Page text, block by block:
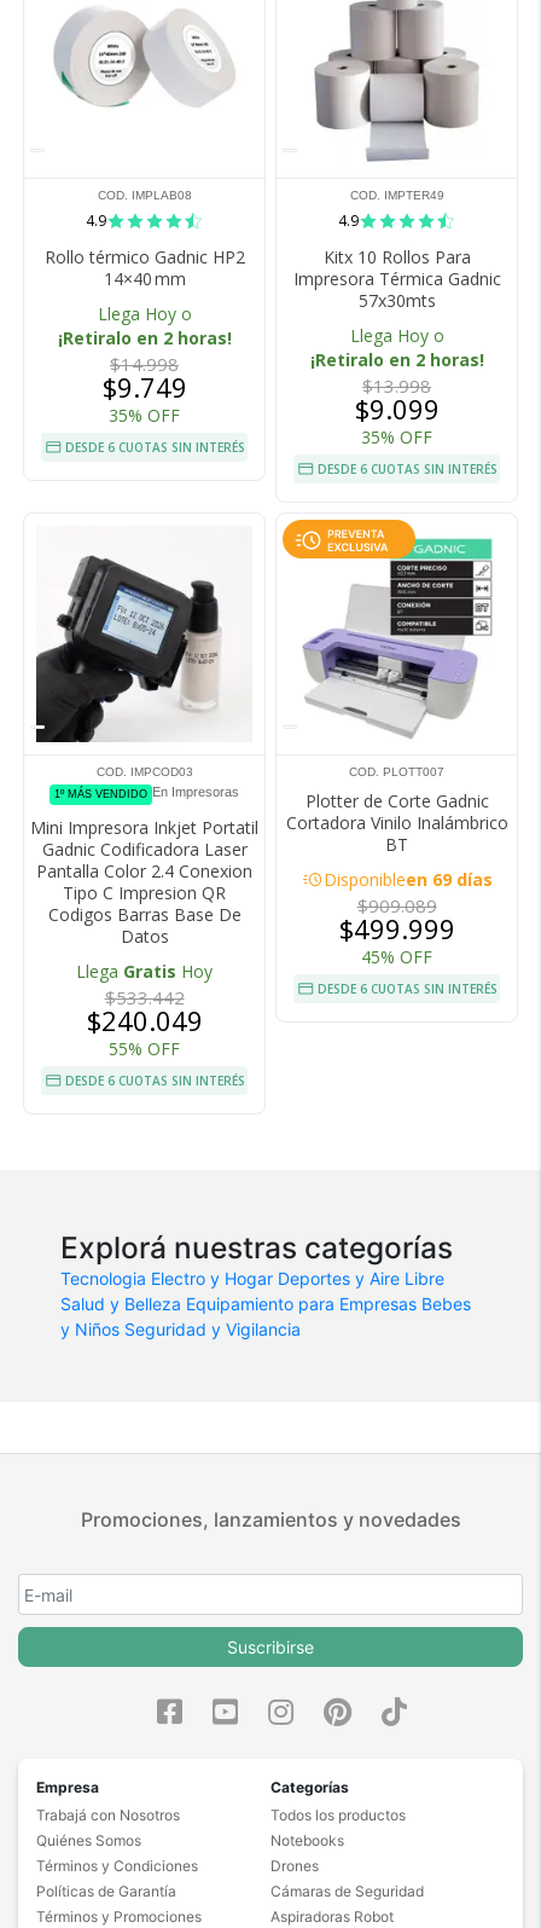
COD. IMPLAB08
4.9
Rollo térmico Gadnic HP2
14×40 mm
Llega Hoy o
¡Retiralo en 2 horas!
$14.998
$9.749
35% OFF
DESDE 6 CUOTAS SIN INTERÉS
COD. IMPTER49
4.9
Kitx 10 Rollos Para
Impresora Térmica Gadnic
57x30mts
Llega Hoy o
¡Retiralo en 2 horas!
$13.998
$9.099
35% OFF
DESDE 6 CUOTAS SIN INTERÉS
COD. IMPCOD03
1º MÁS VENDIDO En Impresoras
Mini Impresora Inkjet Portatil
Gadnic Codificadora Laser
Pantalla Color 2.4 Conexion
Tipo C Impresion QR
Codigos Barras Base De
Datos
Llega Gratis Hoy
$533.442
$240.049
55% OFF
DESDE 6 CUOTAS SIN INTERÉS
COD. PLOTT007
Plotter de Corte Gadnic
Cortadora Vinilo Inalámbrico
BT
acuteDisponibleen 69 días
$909.089
$499.999
45% OFF
DESDE 6 CUOTAS SIN INTERÉS
Explorá nuestras categorías
Tecnologia Electro y Hogar Deportes y Aire Libre
Salud y Belleza Equipamiento para Empresas Bebes
y Niños Seguridad y Vigilancia
Promociones, lanzamientos y novedades
Suscribirse
Empresa
Trabajá con Nosotros
Quiénes Somos
Términos y Condiciones
Políticas de Garantía
Términos y Promociones
Categorías
Todos los productos
Notebooks
Drones
Cámaras de Seguridad
Aspiradoras Robot